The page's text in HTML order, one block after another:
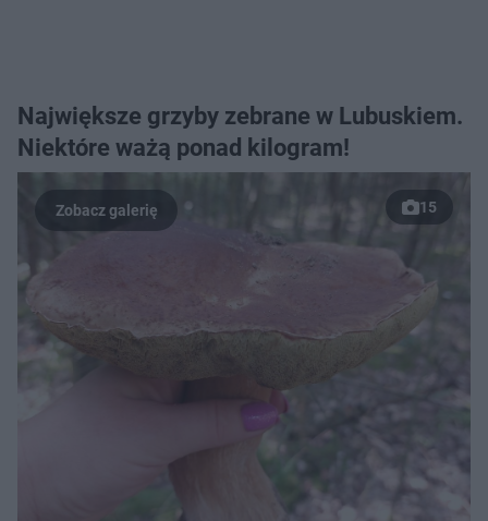
Największe grzyby zebrane w Lubuskiem.
Niektóre ważą ponad kilogram!
15